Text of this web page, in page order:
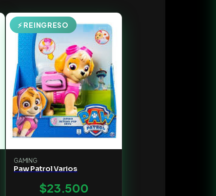
⚡ REINGRESO
GAMING
Paw Patrol Varios
$23.500